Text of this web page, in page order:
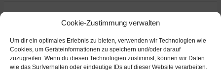
Cookie-Zustimmung verwalten
Um dir ein optimales Erlebnis zu bieten, verwenden wir Technologien wie
Cookies, um Geräteinformationen zu speichern und/oder darauf
zuzugreifen. Wenn du diesen Technologien zustimmst, können wir Daten
wie das Surfverhalten oder eindeutige IDs auf dieser Website verarbeiten.